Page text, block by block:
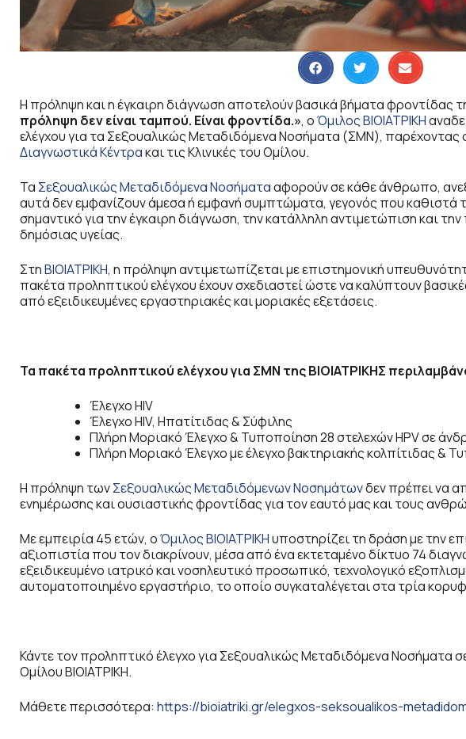
Η πρόληψη και η έγκαιρη διάγνωση αποτελούν βασικά βήματα φροντίδας
πρόληψη δεν είναι ταμπού. Είναι φροντίδα.», οΌμιλος ΒΙΟΙΑΤΡΙΚΗ
ελέγχου για τα Σεξουαλικώς Μεταδιδόμενα Νοσήματα (ΣΜΝ),
Διαγνωστικά Κέντρακαι τις Κλινικές του Ομίλου.
Τα Σεξουαλικώς Μεταδιδόμενα Νοσήματααφορούν σε κάθε άνθρωπο,
αυτά δεν εμφανίζουν άμεσα ή εμφανή συμπτώματα, γεγονός που καθιστά
σημαντικό για την έγκαιρη διάγνωση, την κατάλληλη αντιμετώπιση και
δημόσιας υγείας.
ΣτηΒΙΟΙΑΤΡΙΚΗ, η πρόληψη αντιμετωπίζεται με επιστημονική
πακέτα προληπτικού ελέγχου έχουν σχεδιαστεί ώστε να καλύπτουν
από εξειδικευμένες εργαστηριακές και μοριακές εξετάσεις.
Τα πακέτα προληπτικού ελέγχου για ΣΜΝ της ΒΙΟΙΑΤΡΙΚΗΣ
Έλεγχο HIV
Έλεγχο HIV, Ηπατίτιδας & Σύφιλης
Πλήρη Μοριακό Έλεγχο & Τυποποίηση 28 στελεχών HPV σε
Πλήρη Μοριακό Έλεγχο με έλεγχο βακτηριακής κολπίτιδας &
Η πρόληψη τωνΣεξουαλικώς Μεταδιδόμενων Νοσημάτωνδεν πρέπει να
ενημέρωσης και ουσιαστικής φροντίδας για τον εαυτό μας και τους
Με εμπειρία 45 ετών, οΌμιλος ΒΙΟΙΑΤΡΙΚΗυποστηρίζει τη δράση με την
αξιοπιστία που τον διακρίνουν, μέσα από ένα εκτεταμένο δίκτυο 74
εξειδικευμένο ιατρικό και νοσηλευτικό προσωπικό, τεχνολογικό
αυτοματοποιημένο εργαστήριο, το οποίο συγκαταλέγεται στα τρία
Κάντε τον προληπτικό έλεγχο για Σεξουαλικώς Μεταδιδόμενα Νοσήματα
Ομίλου ΒΙΟΙΑΤΡΙΚΗ.
Μάθετε περισσότερα: https://bioiatriki.gr/elegxos-seksoualikos-